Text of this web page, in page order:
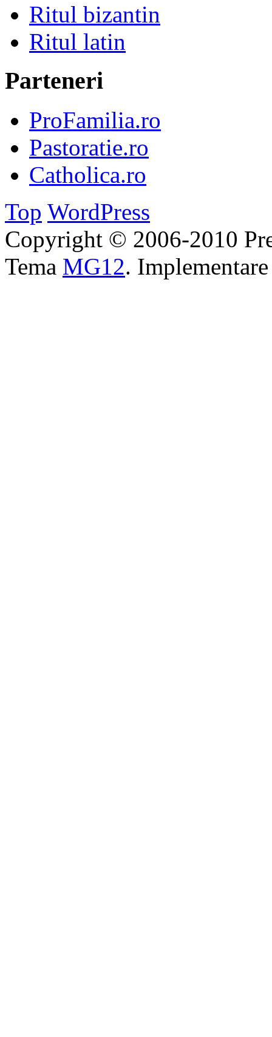
Ritul bizantin
Ritul latin
Parteneri
ProFamilia.ro
Pastoratie.ro
Catholica.ro
Top WordPress
Copyright © 2006-2010
Tema MG12.